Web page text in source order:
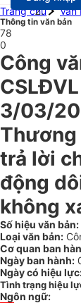
Trang chủ
Văn
Thông tin văn bản
78
0
Công
3/03/
Thương
trả lời
động
không
Số hiệu văn bản:
Loại văn bản:
Cơ quan ban
Ngày ban hành:
Ngày có hiệu
Tình trạng hiệu
Ngôn ngữ: